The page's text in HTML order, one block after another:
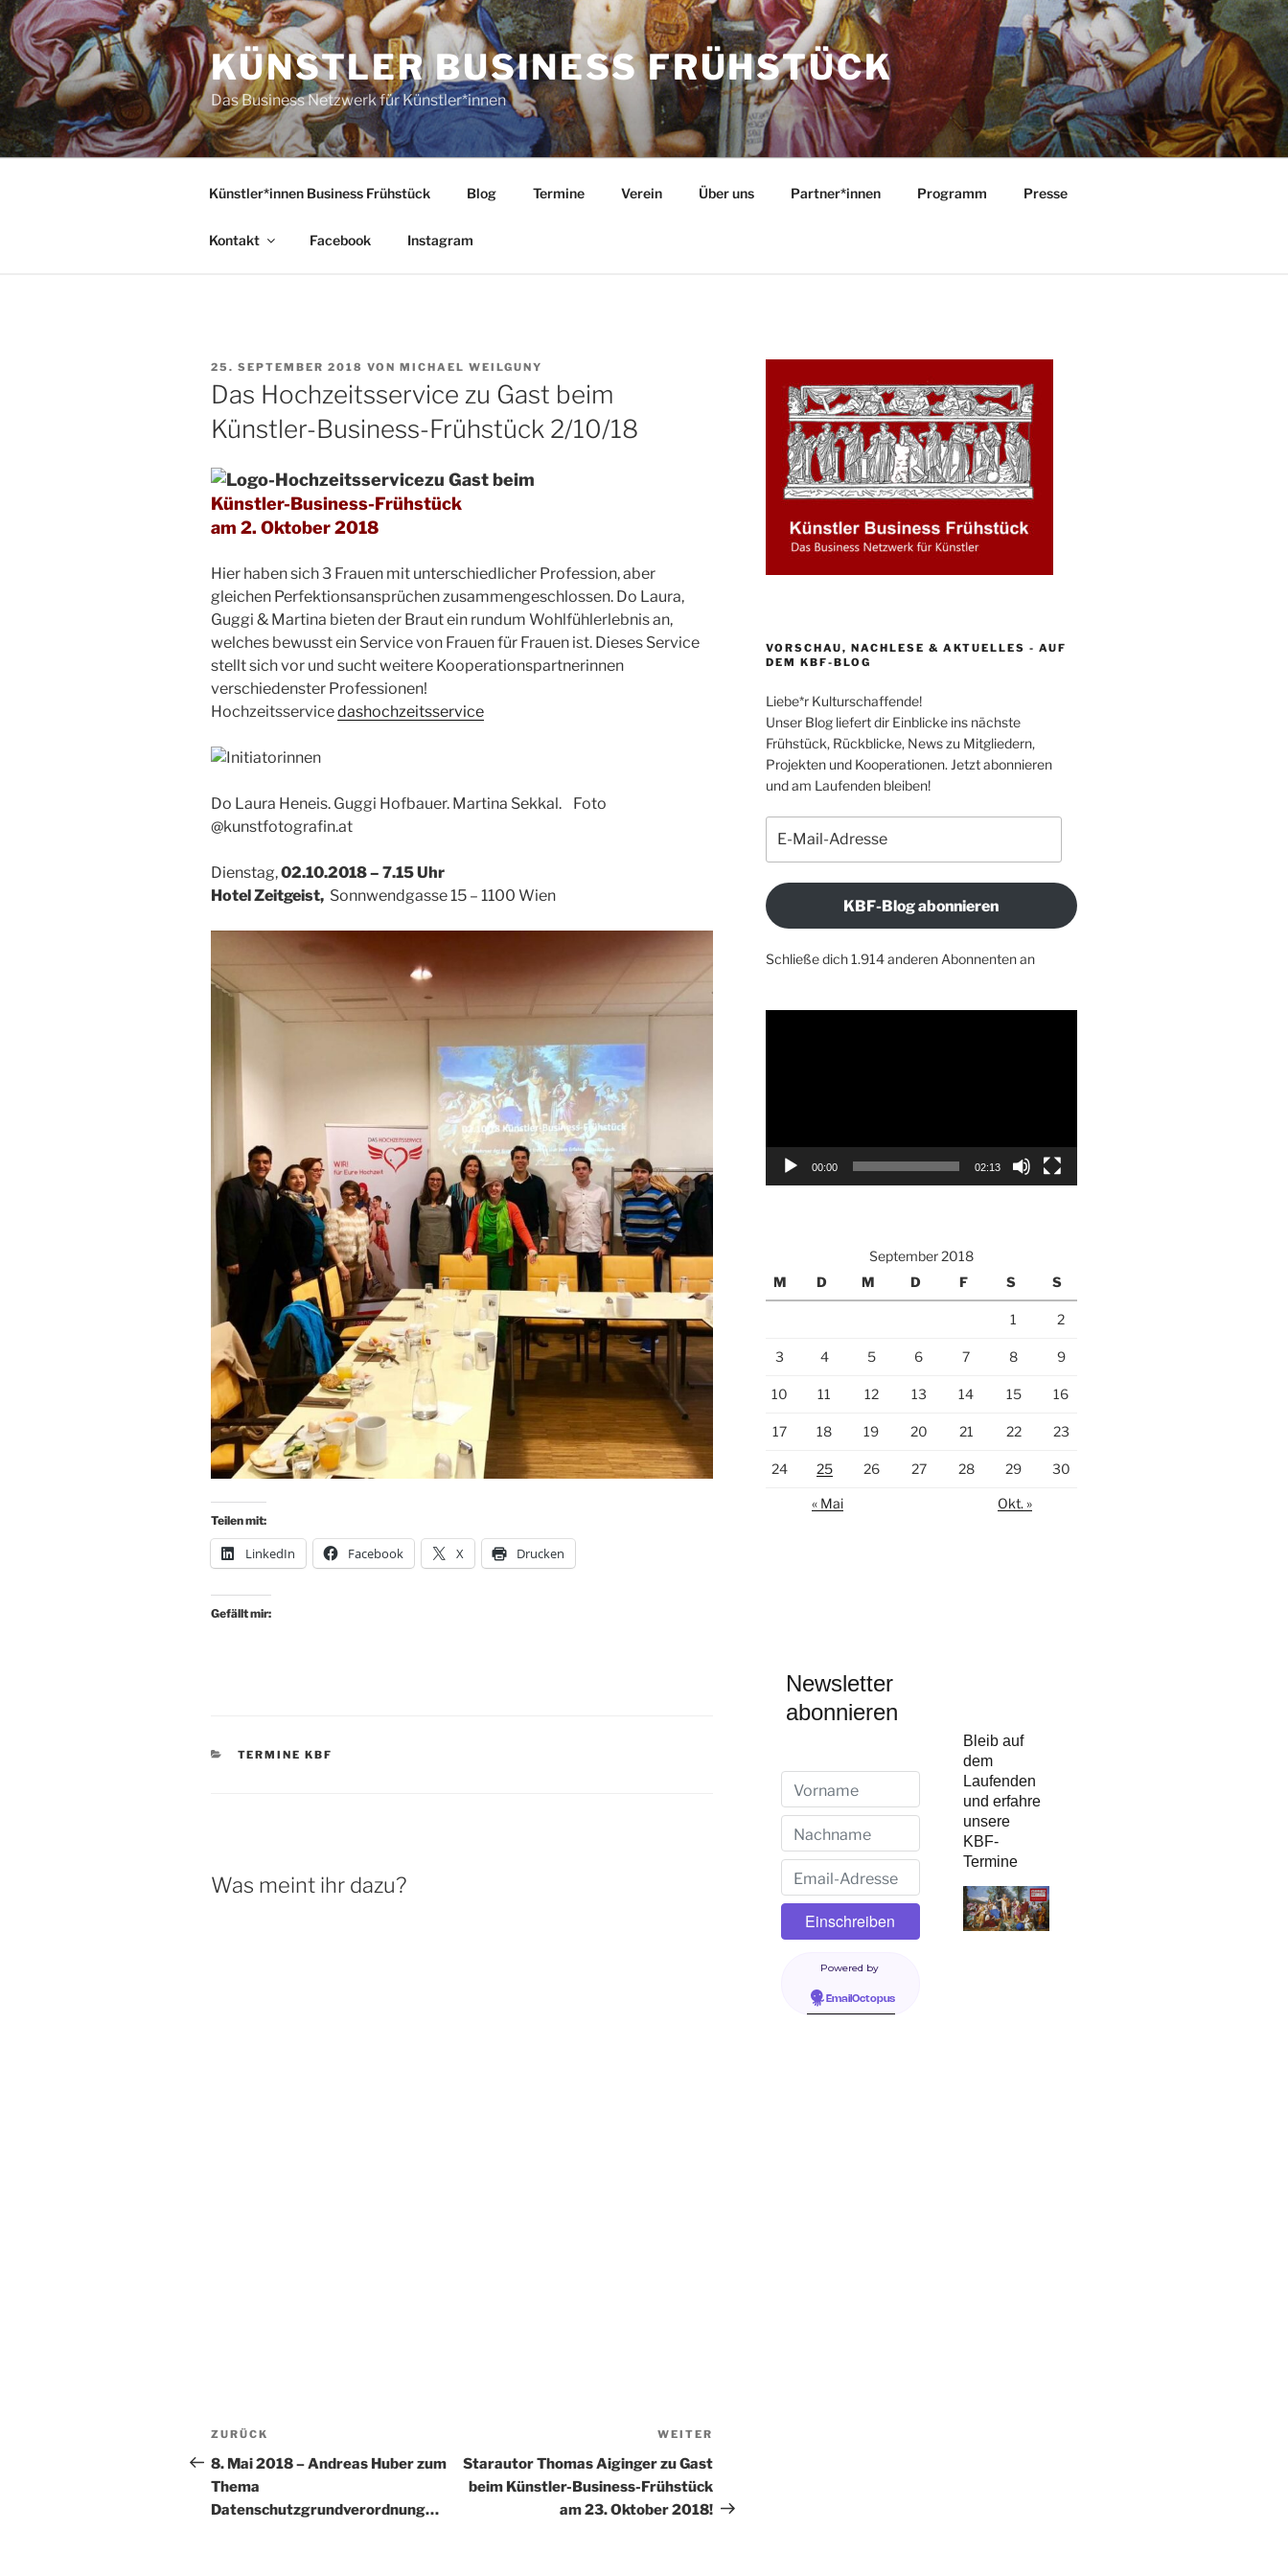
Zum
Inhalt
springen
KÜNSTLER BUSINESS FRÜHSTÜCK
Das Business Netzwerk für Künstler*innen
Künstler*innen Business Frühstück Blog Termine Verein Über uns Partner*innen Programm Presse
Kontakt Facebook Instagram
VERÖFFENTLICHT
AM
25. SEPTEMBER 2018 VON MICHAEL WEILGUNY
Das Hochzeitsservice zu Gast beim
Künstler-Business-Frühstück 2/10/18
zu Gast beim
Künstler-Business-Frühstück
am 2. Oktober 2018
Hier haben sich 3 Frauen mit unterschiedlicher Profession, aber
gleichen Perfektionsansprüchen zusammengeschlossen. Do Laura,
Guggi & Martina bieten der Braut ein rundum Wohlfühlerlebnis an,
welches bewusst ein Service von Frauen für Frauen ist. Dieses Service
stellt sich vor und sucht weitere Kooperationspartnerinnen
verschiedenster Professionen!
Hochzeitsservicedashochzeitsservice
Do Laura Heneis. Guggi Hofbauer. Martina Sekkal. Foto
@kunstfotografin.at
Dienstag,02.10.2018 – 7.15 Uhr
Hotel Zeitgeist, Sonnwendgasse 15 – 1100 Wien
Teilen mit:
LinkedIn Facebook X Drucken
Gefällt mir:
KATEGORIEN
TERMINE KBF
Was meint ihr dazu?
Beitrags-
Navigation
Vorheriger
Beitrag
ZURÜCK
8. Mai 2018 – Andreas Huber zum
Thema
Datenschutzgrundverordnung…
Beitrag
WEITER
Starautor Thomas Aiginger zu Gast
beim Künstler-Business-Frühstück
am 23. Oktober 2018!
VORSCHAU, NACHLESE & AKTUELLES - AUF
DEM KBF-BLOG
Liebe*r Kulturschaffende!
Unser Blog liefert dir Einblicke ins nächste
Frühstück, Rückblicke, News zu Mitgliedern,
Projekten und Kooperationen. Jetzt abonnieren
und am Laufenden bleiben!
Mail-
Adresse
KBF-Blog abonnieren
Schließe dich 1.914 anderen Abonnenten an
00:00 02:13
September 2018
M
D M D F S S
1 2
3 4 5 6 7 8 9
10 11 12 13 14 15 16
17 18 19 20 21 22 23
24 25 26 27 28 29 30
« Mai Okt. »
Newsletter
abonnieren
Powered by
EmailOctopus
Bleib auf
dem
Laufenden
und erfahre
unsere
KBF-
Termine